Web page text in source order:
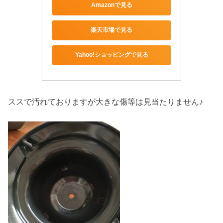
Amazonで見る
楽天市場で見る
Yahoo!ショッピングで見る
ススで汚れておりますが大きな傷等は見当たりません♪